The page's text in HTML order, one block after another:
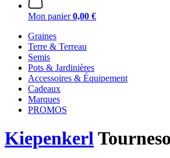
Mon panier 0,00 €
Graines
Terre & Terreau
Semis
Pots & Jardinières
Accessoires & Équipement
Cadeaux
Marques
PROMOS
Kiepenkerl